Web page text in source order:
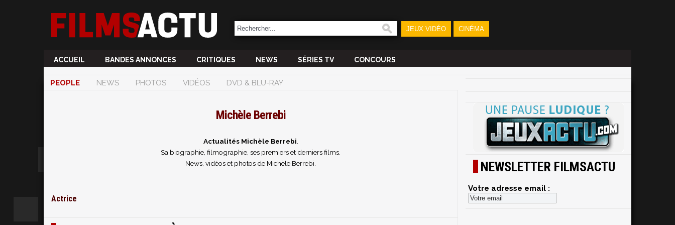
JEUX VIDÉO CINÉMA
ACCUEIL BANDES ANNONCES CRITIQUES NEWS SÉRIES TV CONCOURS
PEOPLE NEWS PHOTOS VIDÉOS DVD & BLU-RAY
Michèle Berrebi
Actualités Michèle Berrebi
Sa biographie, filmographie, ses premiers et derniers films.
News, vidéos et photos de Michèle Berrebi.
Actrice
NEWSLETTER FILMSACTU
Votre adresse email :